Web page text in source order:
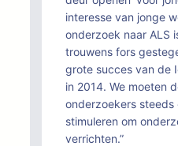
interesse van jonge
onderzoek naar ALS
trouwens fors
grote succes van de
in 2014. We moeten
onderzoekers steeds
stimuleren om
verrichten.”